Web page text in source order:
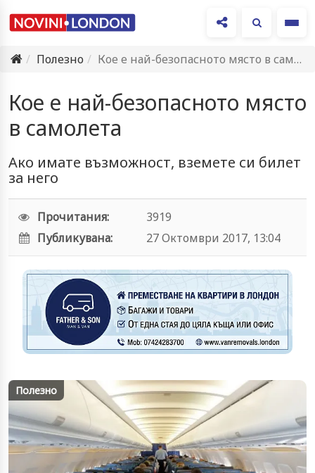
Полезно
Кое е най-безопасното място в самолета
Кое е най-безопасното място
в самолета
Ако имате възможност, вземете си билет
за него
Прочитания:
3919
Публикувана:
27 Октомври 2017, 13:04
Полезно